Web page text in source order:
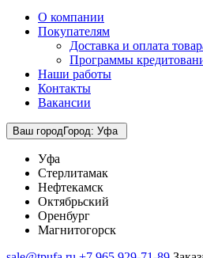
О компании
Покупателям
Доставка и оплата
Программы
Наши работы
Контакты
Вакансии
Ваш городГород: Уфа
Уфа
Стерлитамак
Нефтекамск
Октябрьский
Оренбург
Магнитогорск